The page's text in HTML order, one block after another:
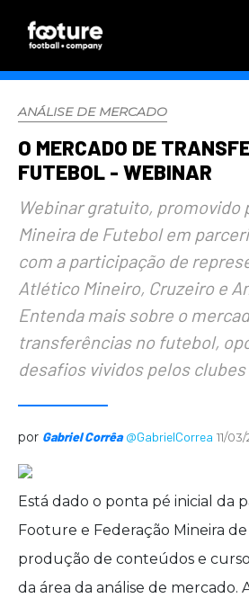
ANÁLISE DE MERCADO
O MERCADO DE
FUTEBOL - WEBINAR
Webinar gratuito, promovido
Mineira de Futebol em
com a participação de
Atlético Mineiro, Cruzeiro e
Entenda mais sobre o
transferências no futebol,
desafios vividos pelos
por Gabriel Corrêa @GabrielCorrea 11/
Está dado o ponta pé inicial da
Footure e Federação Mineira
produção de conteúdos e
da área da análise de mercado.